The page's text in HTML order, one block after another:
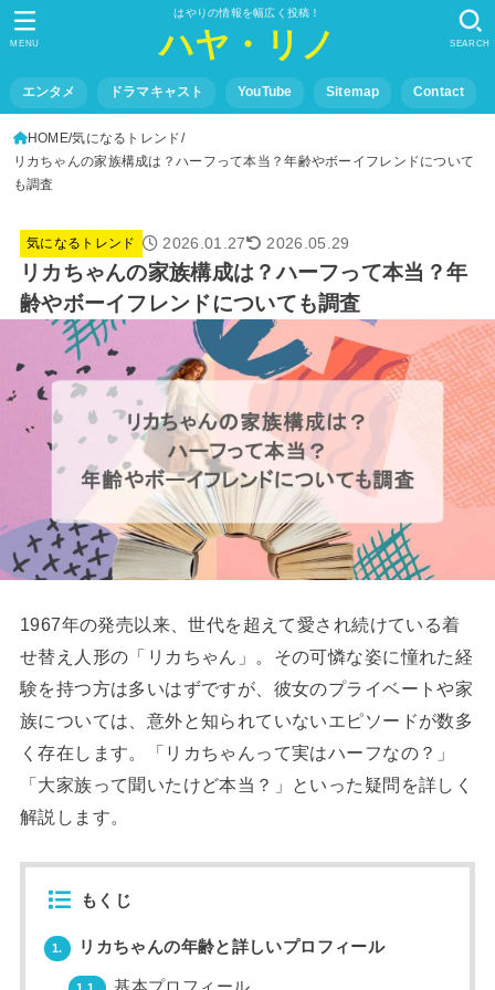
はやりの情報を幅広く投稿！
ハヤ・リノ
エンタメ ドラマキャスト YouTube Sitemap Contact
SEARCH
MENU
HOME 気になるトレンド
リカちゃんの家族構成は？ハーフって本当？年齢やボーイフレンドについて
も調査
気になるトレンド 2026.01.27 2026.05.29
リカちゃんの家族構成は？ハーフって本当？年
齢やボーイフレンドについても調査
1967年の発売以来、世代を超えて愛され続けている着
せ替え人形の「リカちゃん」。その可憐な姿に憧れた経
験を持つ方は多いはずですが、彼女のプライベートや家
族については、意外と知られていないエピソードが数多
く存在します。「リカちゃんって実はハーフなの？」
「大家族って聞いたけど本当？」といった疑問を詳しく
解説します。
もくじ
1. リカちゃんの年齢と詳しいプロフィール
1.1. 基本プロフィール